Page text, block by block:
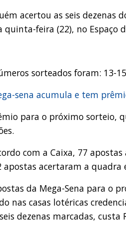
acertou as seis dezenas
quinta-feira (22), no Espaço
sorteados foram: 13-
sena acumula e tem
para o próximo sorteio,
com a Caixa, 77
apostas acertaram a quadra
da Mega-Sena para o
nas casas lotéricas
dezenas marcadas, custa